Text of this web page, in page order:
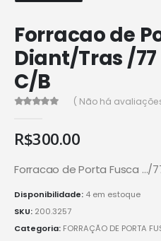
Forracao de
Diant/Tras /
C/B
( Não há
R$300.00
Forracao de Porta Fusca …/
Disponibilidade: 4 em estoque
SKU: 200.3257
Categoria: FORRAÇÃO DE PORTA